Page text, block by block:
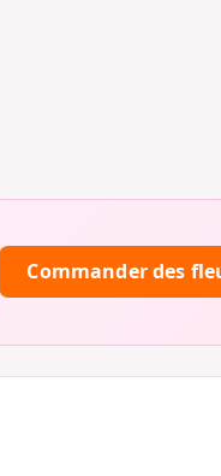
Commander des